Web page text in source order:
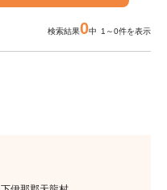
検索結果0中 1～0件を表示